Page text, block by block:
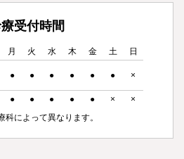
受付時間
月 火 水 木 金 土
日
● ● ● ● ● ● ×
● ● ● ● ● ×
×
によって異なります。